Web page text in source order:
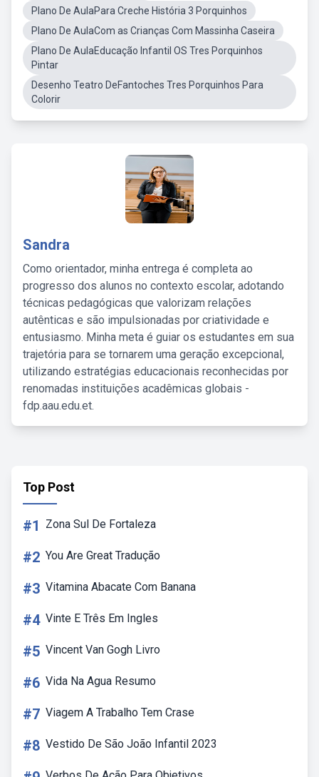
Plano De AulaPara Creche História 3 Porquinhos
Plano De AulaCom as Crianças Com Massinha Caseira
Plano De AulaEducação Infantil OS Tres Porquinhos
Pintar
Desenho Teatro DeFantoches Tres Porquinhos Para
Colorir
Sandra
Como orientador, minha entrega é completa ao
progresso dos alunos no contexto escolar, adotando
técnicas pedagógicas que valorizam relações
autênticas e são impulsionadas por criatividade e
entusiasmo. Minha meta é guiar os estudantes em sua
trajetória para se tornarem uma geração excepcional,
utilizando estratégias educacionais reconhecidas por
renomadas instituições acadêmicas globais -
fdp.aau.edu.et.
Top Post
#1 Zona Sul De Fortaleza
#2 You Are Great Tradução
#3 Vitamina Abacate Com Banana
#4 Vinte E Três Em Ingles
#5 Vincent Van Gogh Livro
#6 Vida Na Agua Resumo
#7 Viagem A Trabalho Tem Crase
#8 Vestido De São João Infantil 2023